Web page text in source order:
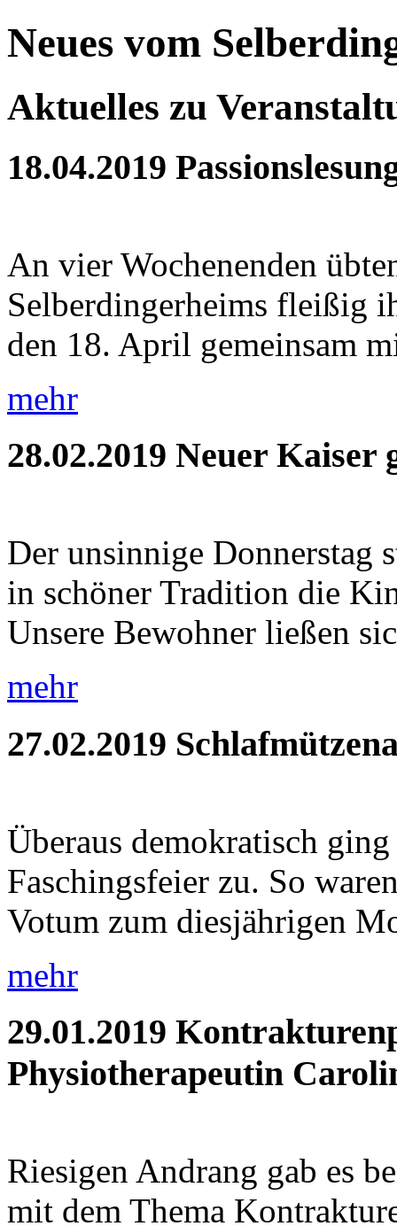
Neues vom
Aktuelles zu
18.04.2019
An vier Wochenenden
Selberdingerheims fleißig
den 18. April gemeinsam
mehr
28.02.2019 Neuer Kaiser
Der unsinnige Donnerstag
in schöner Tradition die
Unsere Bewohner ließen
mehr
27.02.2019
Überaus demokratisch
Faschingsfeier zu. So
Votum zum diesjährigen
mehr
29.01.2019
Physiotherapeutin
Riesigen Andrang gab es
mit dem Thema